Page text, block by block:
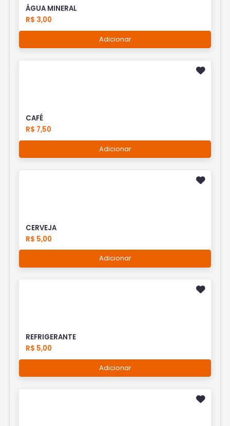
ÁGUA MINERAL
R$ 3,00
Adicionar
CAFÉ
R$ 7,50
Adicionar
CERVEJA
R$ 5,00
Adicionar
REFRIGERANTE
R$ 5,00
Adicionar